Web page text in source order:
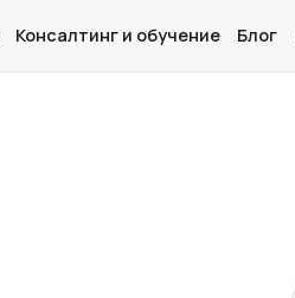
Консалтинг и обучение Блог